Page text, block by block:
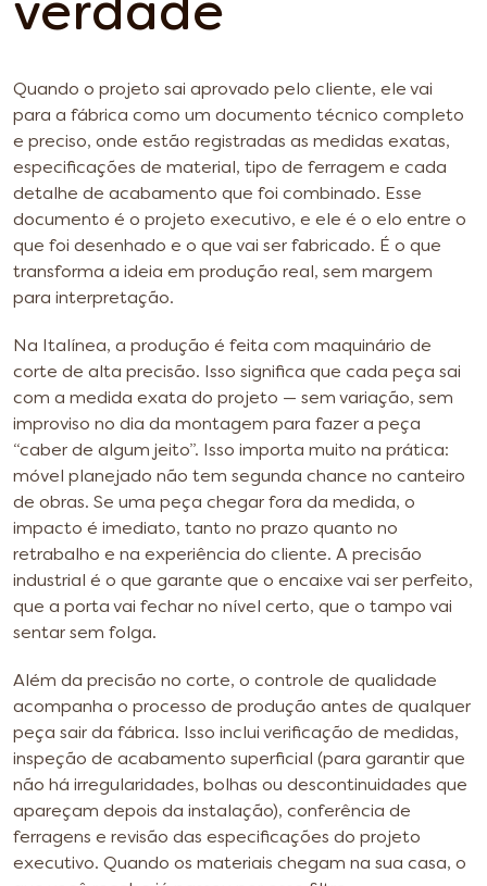
verdade
Quando o projeto sai aprovado pelo cliente, ele vai
para a fábrica como um documento técnico completo
e preciso, onde estão registradas as medidas exatas,
especificações de material, tipo de ferragem e cada
detalhe de acabamento que foi combinado. Esse
documento é o projeto executivo, e ele é o elo entre o
que foi desenhado e o que vai ser fabricado. É o que
transforma a ideia em produção real, sem margem
para interpretação.
Na Italínea, a produção é feita com maquinário de
corte de alta precisão. Isso significa que cada peça sai
com a medida exata do projeto — sem variação, sem
improviso no dia da montagem para fazer a peça
“caber de algum jeito”. Isso importa muito na prática:
móvel planejado não tem segunda chance no canteiro
de obras. Se uma peça chegar fora da medida, o
impacto é imediato, tanto no prazo quanto no
retrabalho e na experiência do cliente. A precisão
industrial é o que garante que o encaixe vai ser perfeito,
que a porta vai fechar no nível certo, que o tampo vai
sentar sem folga.
Além da precisão no corte, o controle de qualidade
acompanha o processo de produção antes de qualquer
peça sair da fábrica. Isso inclui verificação de medidas,
inspeção de acabamento superficial (para garantir que
não há irregularidades, bolhas ou descontinuidades que
apareçam depois da instalação), conferência de
ferragens e revisão das especificações do projeto
executivo. Quando os materiais chegam na sua casa, o